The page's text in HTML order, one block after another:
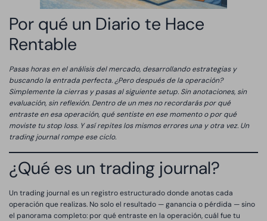
Por qué un Diario te Hace
Rentable
Pasas horas en el análisis del mercado, desarrollando estrategias y
buscando la entrada perfecta. ¿Pero después de la operación?
Simplemente la cierras y pasas al siguiente setup. Sin anotaciones, sin
evaluación, sin reflexión. Dentro de un mes no recordarás por qué
entraste en esa operación, qué sentiste en ese momento o por qué
moviste tu stop loss. Y así repites los mismos errores una y otra vez. Un
trading journal rompe ese ciclo.
¿Qué es un trading journal?
Un trading journal es un registro estructurado donde anotas cada
operación que realizas. No solo el resultado — ganancia o pérdida — sino
el panorama completo: por qué entraste en la operación, cuál fue tu